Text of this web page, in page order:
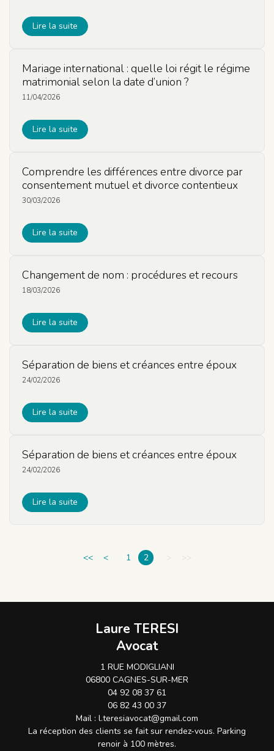
Lire la suite
Mariage international : quelle loi régit le régime
matrimonial selon la date d’union ?
11/04/2026
Lire la suite
Comprendre les différences entre divorce par
consentement mutuel et divorce contentieux
30/03/2026
Lire la suite
Changement de nom : procédures et recours
18/03/2026
Lire la suite
Séparation de biens et créances entre époux
24/02/2026
Lire la suite
Séparation de biens et créances entre époux
24/02/2026
Lire la suite
<< < 1 2 > >>
Laure TERESI
Avocat
1 RUE MODIGLIANI
06800 CAGNES-SUR-MER
04 92 08 37 61
06 82 43 00 37
Mail : l.teresiavocat@gmail.com
La réception des clients se fait sur rendez-vous. Parking
renoir à 100 mètres.